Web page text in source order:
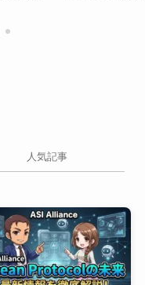
人気記事